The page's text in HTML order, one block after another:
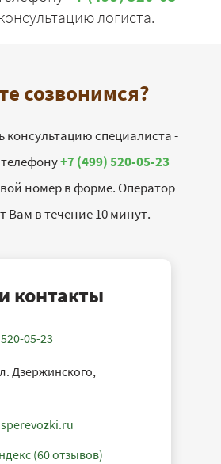
логиста.
созвонимся?
консультацию специалиста -
+7 (499) 520-05-23
номер в форме. Оператор
Вам в течение 10 минут.
контакты
05-23
Дзержинского,
(60 отзывов)